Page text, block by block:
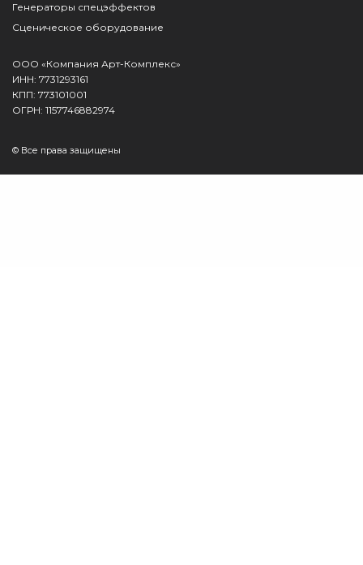
Генераторы спецэффектов
Сценическое оборудование
ООО «Компания Арт-Комплекс»
ИНН: 7731293161
КПП: 773101001
ОГРН: 1157746882974
© Все права защищены